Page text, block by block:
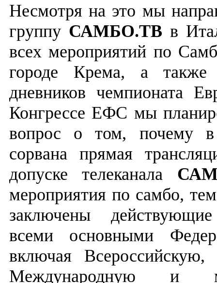
Несмотря на это мы
группу САМБО.ТВ в
всех мероприятий по
городе Крема, а также
дневников чемпионата
Конгрессе ЕФС мы
вопрос о том, почему в
сорвана прямая
допуске телеканала
мероприятия по самбо,
заключены
всеми основными
включая
Международную и